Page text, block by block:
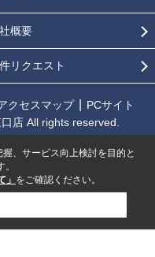
概要
リクエスト
クセスマップ
PCサイト
店 All rights reserved.
、サービス向上検討を目的と
」 をご確認ください。